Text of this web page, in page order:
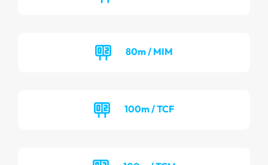
80m / MIM
100m / TCF